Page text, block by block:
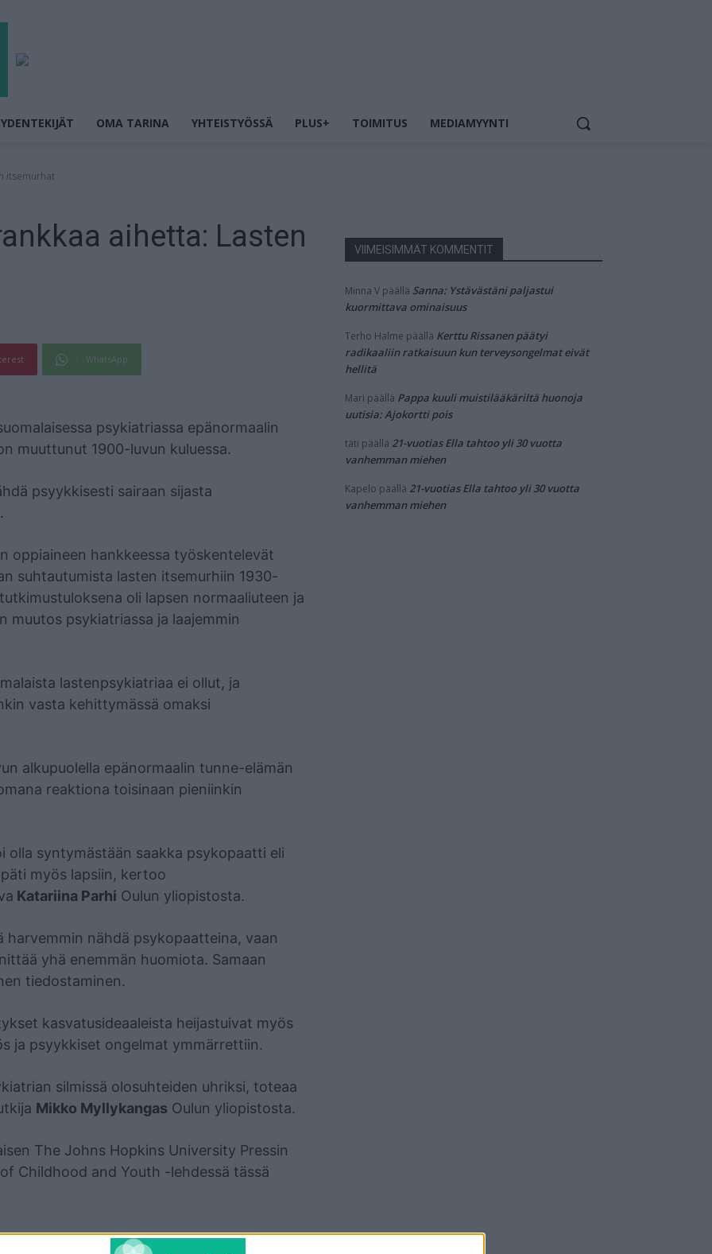
OMA TARINA YHTEISTYÖSSÄ PLUS+ TOIMITUS MEDIAMYYNTI
itsemurhat
aihetta: Lasten
WhatsApp
psykiatriassa epänormaalin
muuttunut 1900-luvun kuluessa.
psyykkisesti sairaan sijasta
oppiaineen hankkeessa työskentelevät
suhtautumista lasten itsemurhiin 1930-
oli lapsen normaaliuteen ja
muutos psykiatriassa ja laajemmin
lastenpsykiatriaa ei ollut, ja
vasta kehittymässä omaksi
alkupuolella epänormaalin tunne-elämän
reaktiona toisinaan pieniinkin
syntymästään saakka psykopaatti eli
myös lapsiin, kertoo
Katariina Parhi Oulun yliopistosta.
harvemmin nähdä psykopaatteina, vaan
yhä enemmän huomiota. Samaan
tiedostaminen.
kasvatusideaaleista heijastuivat myös
ja psyykkiset ongelmat ymmärrettiin.
silmissä olosuhteiden uhriksi, toteaa
Mikko Myllykangas Oulun yliopistosta.
The Johns Hopkins University Pressin
Childhood and Youth -lehdessä tässä
VIIMEISIMMÄT KOMMENTIT
Minna V päällä Sanna: Ystävästäni paljastui
kuormittava ominaisuus
Terho Halme päällä Kerttu Rissanen päätyi
radikaaliin ratkaisuun kun terveysongelmat eivät
hellitä
Mari päällä Pappa kuuli muistilääkäriltä huonoja
uutisia: Ajokortti pois
täti päällä 21-vuotias Ella tahtoo yli 30 vuotta
vanhemman miehen
Kapelo päällä 21-vuotias Ella tahtoo yli 30 vuotta
vanhemman miehen